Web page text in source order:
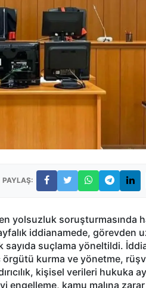
PAYLAŞ:
yolsuzluk soruşturmasında
iddianamede, görevden
suçlama yöneltildi.
kurma ve yönetme,
kişisel verileri hukuka
engelleme, kamu malına